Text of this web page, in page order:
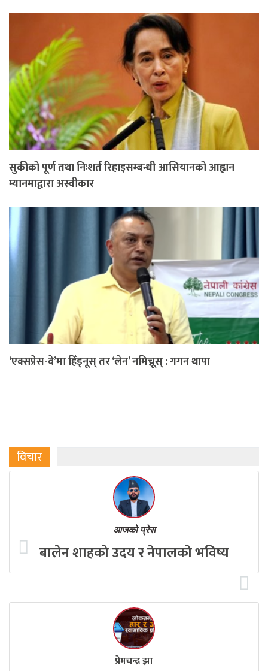
सुकीको पूर्ण तथा निःशर्त रिहाइसम्बन्धी आसियानको आह्वान
म्यानमाद्वारा अस्वीकार
‘एक्सप्रेस-वे’मा हिँड्नूस् तर ‘लेन’ नमिच्नूस् : गगन थापा
विचार
आजको प्रेस
बालेन शाहको उदय र नेपालको भविष्य
प्रेमचन्द्र झा